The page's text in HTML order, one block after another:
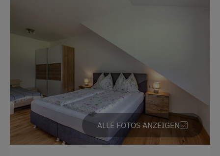
Heimatmuseum
Klettern
Liegewiese
Nordic Walking
Rodelbahn in der Nähe
ALLE FOTOS ANZEIGEN